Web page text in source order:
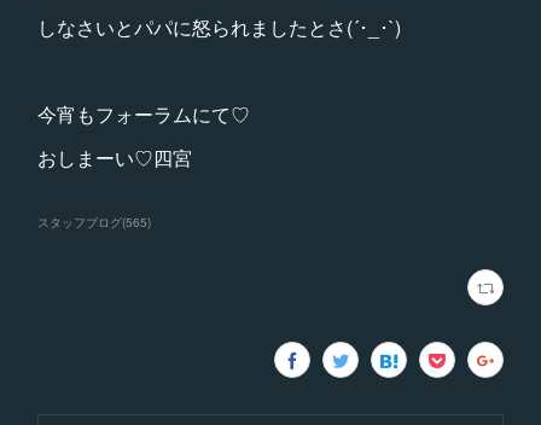
しなさいとパパに怒られましたとさ(´･_･`)
今宵もフォーラムにて♡
おしまーい♡四宮
スタッフブログ(565)